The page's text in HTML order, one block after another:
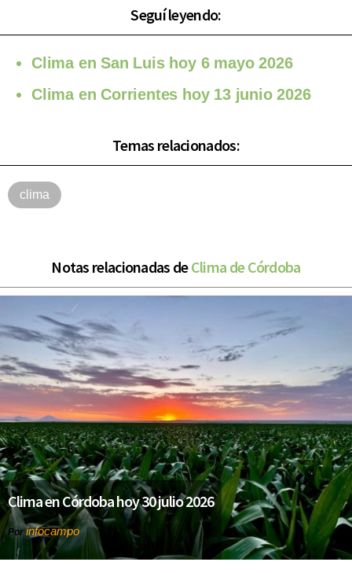
Seguí leyendo:
Clima en San Luis hoy 6 mayo 2026
Clima en Corrientes hoy 13 junio 2026
Temas relacionados:
clima
Notas relacionadas deClima de Córdoba
Clima en Córdoba hoy 30 julio 2026
Por infocampo